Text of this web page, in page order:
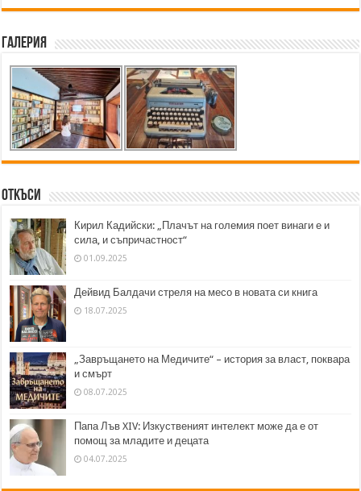
Галерия
Откъси
Кирил Кадийски: „Плачът на големия поет винаги е и
сила, и съпричастност“
01.09.2025
Дейвид Балдачи стреля на месо в новата си книга
18.07.2025
„Завръщането на Медичите“ – история за власт, поквара
и смърт
08.07.2025
Папа Лъв XIV: Изкуственият интелект може да е от
помощ за младите и децата
04.07.2025